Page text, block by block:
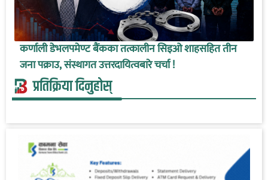
कर्णाली डेभलपमेण्ट बैंकका तत्कालीन सिइओ शाहसहित तीन
जना पक्राउ, संस्थागत उत्तरदायित्वबारे चर्चा !
प्रतिक्रिया दिनुहोस्